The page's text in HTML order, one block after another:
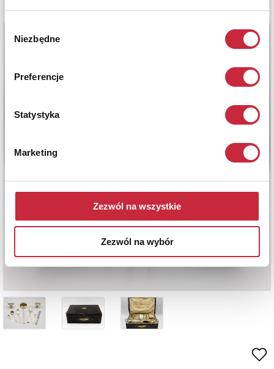
zgody
Niezbędne
Preferencje
Statystyka
Marketing
Zezwól na wszystkie
Zezwól na wybór